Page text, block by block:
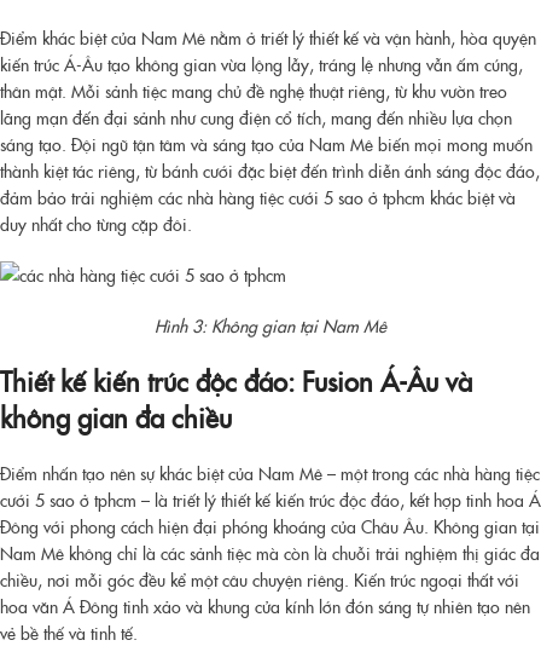
Điểm khác biệt của Nam Mê nằm ở triết lý thiết kế và vận hành, hòa quyện
kiến trúc Á-Âu tạo không gian vừa lộng lẫy, tráng lệ nhưng vẫn ấm cúng,
thân mật. Mỗi sảnh tiệc mang chủ đề nghệ thuật riêng, từ khu vườn treo
lãng mạn đến đại sảnh như cung điện cổ tích, mang đến nhiều lựa chọn
sáng tạo. Đội ngũ tận tâm và sáng tạo của Nam Mê biến mọi mong muốn
thành kiệt tác riêng, từ bánh cưới đặc biệt đến trình diễn ánh sáng độc đáo,
đảm bảo trải nghiệm các nhà hàng tiệc cưới 5 sao ở tphcm khác biệt và
duy nhất cho từng cặp đôi.
Hình 3: Không gian tại Nam Mê
Thiết kế kiến trúc độc đáo: Fusion Á-Âu và
không gian đa chiều
Điểm nhấn tạo nên sự khác biệt của Nam Mê – một trong các nhà hàng tiệc
cưới 5 sao ở tphcm – là triết lý thiết kế kiến trúc độc đáo, kết hợp tinh hoa Á
Đông với phong cách hiện đại phóng khoáng của Châu Âu. Không gian tại
Nam Mê không chỉ là các sảnh tiệc mà còn là chuỗi trải nghiệm thị giác đa
chiều, nơi mỗi góc đều kể một câu chuyện riêng. Kiến trúc ngoại thất với
hoa văn Á Đông tinh xảo và khung cửa kính lớn đón sáng tự nhiên tạo nên
vẻ bề thế và tinh tế.